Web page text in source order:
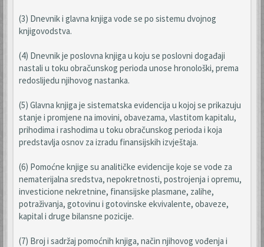
(3) Dnevnik i glavna knjiga vode se po sistemu dvojnog
knjigovodstva.
(4) Dnevnik je poslovna knjiga u koju se poslovni događaji
nastali u toku obračunskog perioda unose hronološki, prema
redoslijedu njihovog nastanka.
(5) Glavna knjiga je sistematska evidencija u kojoj se prikazuju
stanje i promjene na imovini, obavezama, vlastitom kapitalu,
prihodima i rashodima u toku obračunskog perioda i koja
predstavlja osnov za izradu finansijskih izvještaja.
(6) Pomoćne knjige su analitičke evidencije koje se vode za
nematerijalna sredstva, nepokretnosti, postrojenja i opremu,
investicione nekretnine, finansijske plasmane, zalihe,
potraživanja, gotovinu i gotovinske ekvivalente, obaveze,
kapital i druge bilansne pozicije.
(7) Broj i sadržaj pomoćnih knjiga, način njihovog vođenja i